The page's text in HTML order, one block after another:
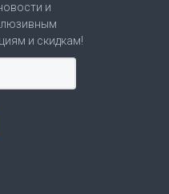
и
и скидкам!